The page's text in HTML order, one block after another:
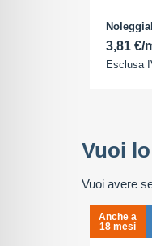
3,81 €/
Esclusa
Vuoi
Vuoi avere
Anche a
18 mesi